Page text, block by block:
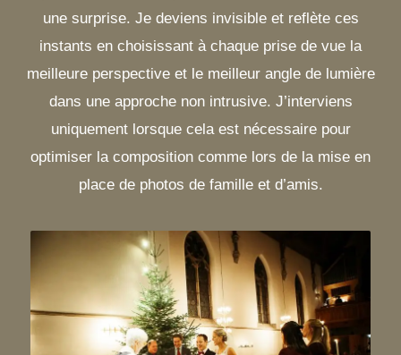
une surprise. Je deviens invisible et reflète ces
instants en choisissant à chaque prise de vue la
meilleure perspective et le meilleur angle de lumière
dans une approche non intrusive. J’interviens
uniquement lorsque cela est nécessaire pour
optimiser la composition comme lors de la mise en
place de photos de famille et d’amis.